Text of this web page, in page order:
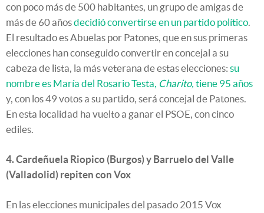
con poco más de 500 habitantes, un grupo de amigas de
más de 60 añosdecidió convertirse en un partido político
El resultado es Abuelas por Patones, que en sus primeras
elecciones han conseguido convertir en concejal a su
cabeza de lista, la más veterana de estas elecciones: su
nombre es María del Rosario Testa, Charito, tiene 95 años
y, con los 49 votos a su partido, será concejal de Patones.
En esta localidad ha vuelto a ganar el PSOE, con cinco
ediles.
4. Cardeñuela Riopico (Burgos) y Barruelo del Valle
(Valladolid) repiten con Vox
En las elecciones municipales del pasado 2015 Vox